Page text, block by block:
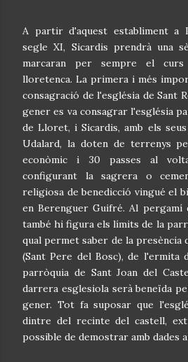
A partir d'aquest establiment a
segle XI, Sicardis prendrà una
marcaran per sempre el
lloretenca. La primera i més
consagració de l'església de Sant
gener es va consagrar l'església
de Lloret, i Sicardis, amb els
Udalard, la doten de terrenys
econòmic i 30 passes al
configurant la sagrera o
religiosa de benedicció vingué el
en Berenguer Guifré. Al pergamí
també hi figura els límits de la
qual permet saber de la presència
(Sant Pere del Bosc), de l'ermita
parròquia de Sant Joan del
darrera esglesiola serà beneïda
gener. Tot fa suposar que
dintre del recinte del castell,
possible de demostrar amb dades